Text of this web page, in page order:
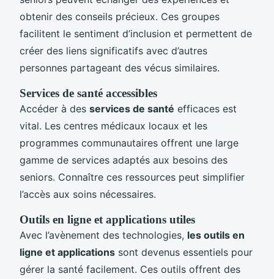
obtenir des conseils précieux. Ces groupes
facilitent le sentiment d’inclusion et permettent de
créer des liens significatifs avec d’autres
personnes partageant des vécus similaires.
Services de santé accessibles
Accéder à des services de santé efficaces est
vital. Les centres médicaux locaux et les
programmes communautaires offrent une large
gamme de services adaptés aux besoins des
seniors. Connaître ces ressources peut simplifier
l’accès aux soins nécessaires.
Outils en ligne et applications utiles
Avec l’avènement des technologies, les outils en
ligne et applications sont devenus essentiels pour
gérer la santé facilement. Ces outils offrent des